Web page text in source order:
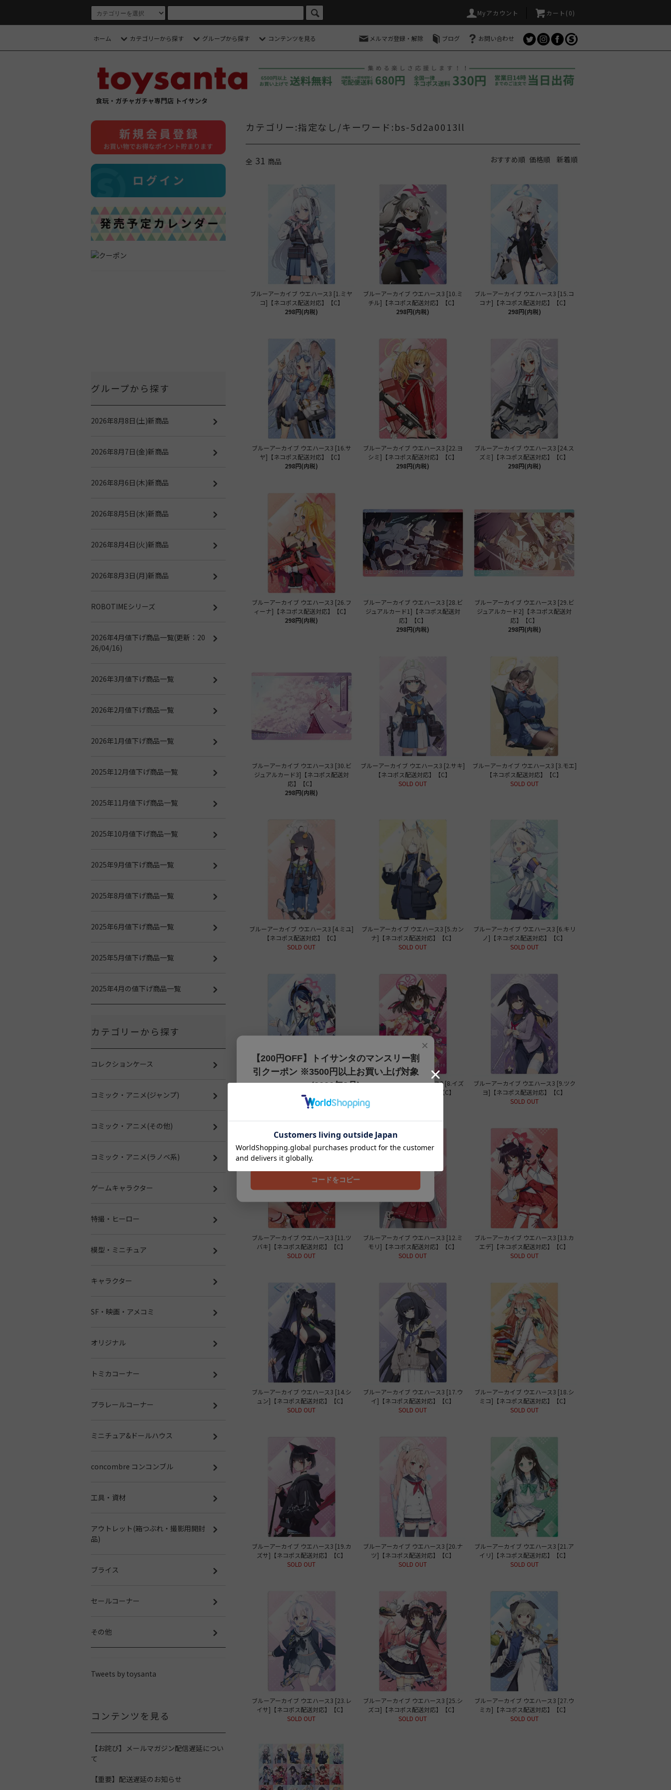
Myアカウント カート( 0)
ホーム カテゴリーから探す グループから探す コンテンツを見る メルマガ登録・解除 ブログ お問い合わせ
食玩・ガチャガチャ専門店 トイサンタ
カテゴリー:指定なし/キーワード:bs-5d2a0013ll
全 31 商品 おすすめ順 価格順 新着順
ブルーアーカイブ ウエハース3 [1.ミヤ
コ]【ネコポス配送対応】【C】
298円(内税)
ブルーアーカイブ ウエハース3 [10.ミ
チル]【ネコポス配送対応】【C】
298円(内税)
ブルーアーカイブ ウエハース3 [15.コ
コナ]【ネコポス配送対応】【C】
298円(内税)
ブルーアーカイブ ウエハース3 [16.サ
ヤ]【ネコポス配送対応】【C】
298円(内税)
ブルーアーカイブ ウエハース3 [22.ヨ
シミ]【ネコポス配送対応】【C】
298円(内税)
ブルーアーカイブ ウエハース3 [24.ス
ズミ]【ネコポス配送対応】【C】
298円(内税)
ブルーアーカイブ ウエハース3 [26.フ
ィーナ]【ネコポス配送対応】【C】
298円(内税)
ブルーアーカイブ ウエハース3 [28.ビ
ジュアルカード1]【ネコポス配送対
応】【C】
298円(内税)
ブルーアーカイブ ウエハース3 [29.ビ
ジュアルカード2]【ネコポス配送対
応】【C】
298円(内税)
ブルーアーカイブ ウエハース3 [30.ビ
ジュアルカード3]【ネコポス配送対
応】【C】
298円(内税)
ブルーアーカイブ ウエハース3 [2.サキ]
【ネコポス配送対応】【C】
SOLD OUT
ブルーアーカイブ ウエハース3 [3.モエ]
【ネコポス配送対応】【C】
SOLD OUT
ブルーアーカイブ ウエハース3 [4.ミユ]
【ネコポス配送対応】【C】
SOLD OUT
ブルーアーカイブ ウエハース3 [5.カン
ナ]【ネコポス配送対応】【C】
SOLD OUT
ブルーアーカイブ ウエハース3 [6.キリ
ノ]【ネコポス配送対応】【C】
SOLD OUT
ブルーアーカイブ ウエハース3 [7.フブ
SOLD OUT
ブルーアーカイブ ウエハース3 [8.イズ
ナ]【ネコポス配送対応】【C】
ブルーアーカイブ ウエハース3 [9.ツク
ヨ]【ネコポス配送対応】【C】
SOLD OUT
ブルーアーカイブ ウエハース3 [11.ツ
バキ]【ネコポス配送対応】【C】
SOLD OUT
ブルーアーカイブ ウエハース3 [12.ミ
モリ]【ネコポス配送対応】【C】
SOLD OUT
ブルーアーカイブ ウエハース3 [13.カ
エデ]【ネコポス配送対応】【C】
SOLD OUT
ブルーアーカイブ ウエハース3 [14.シ
ュン]【ネコポス配送対応】【C】
SOLD OUT
ブルーアーカイブ ウエハース3 [17.ウ
イ]【ネコポス配送対応】【C】
SOLD OUT
ブルーアーカイブ ウエハース3 [18.シ
ミコ]【ネコポス配送対応】【C】
SOLD OUT
ブルーアーカイブ ウエハース3 [19.カ
ズサ]【ネコポス配送対応】【C】
SOLD OUT
ブルーアーカイブ ウエハース3 [20.ナ
ツ]【ネコポス配送対応】【C】
SOLD OUT
ブルーアーカイブ ウエハース3 [21.ア
イリ]【ネコポス配送対応】【C】
SOLD OUT
ブルーアーカイブ ウエハース3 [23.レ
イサ]【ネコポス配送対応】【C】
SOLD OUT
ブルーアーカイブ ウエハース3 [25.シ
ズコ]【ネコポス配送対応】【C】
SOLD OUT
ブルーアーカイブ ウエハース3 [27.ウ
ミカ]【ネコポス配送対応】【C】
SOLD OUT
グループから探す
2026年8月8日(土)新商品
2026年8月7日(金)新商品
2026年8月6日(木)新商品
2026年8月5日(水)新商品
2026年8月4日(火)新商品
2026年8月3日(月)新商品
ROBOTIMEシリーズ
2026年4月値下げ商品一覧(更新：20
26/04/16)
2026年3月値下げ商品一覧
2026年2月値下げ商品一覧
2026年1月値下げ商品一覧
2025年12月値下げ商品一覧
2025年11月値下げ商品一覧
2025年10月値下げ商品一覧
2025年9月値下げ商品一覧
2025年8月値下げ商品一覧
2025年6月値下げ商品一覧
2025年5月値下げ商品一覧
2025年4月の値下げ商品一覧
カテゴリーから探す
コレクションケース
コミック・アニメ(ジャンプ)
コミック・アニメ(その他)
コミック・アニメ(ラノベ系)
ゲームキャラクター
特撮・ヒーロー
模型・ミニチュア
キャラクター
SF・映画・アメコミ
オリジナル
トミカコーナー
プラレールコーナー
ミニチュア&ドールハウス
concombre コンコンブル
工具・資材
アウトレット(箱つぶれ・撮影用開封
品)
ブライス
セールコーナー
その他
Tweets by toysanta
コンテンツを見る
【お詫び】メールマガジン配信遅延につい
て
【重要】配送遅延のお知らせ
×
【200円OFF】トイサンタのマンスリー割
引クーポン ※3500円以上お買い上げ対象
(2026年8月)
【200円OFFクーポン】3500円以上お買上げでご利用可能
です!! 8月1日～8月31日まで
202608
コードをコピー